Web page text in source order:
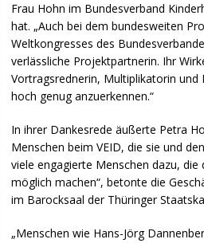
Frau Hohn im Bundesverband
hat. „Auch bei dem bundesweiten
Weltkongresses des
verlässliche Projektpartnerin. Ihr
Vortragsrednerin, Multiplikatorin
hoch genug anzuerkennen.“
In ihrer Dankesrede äußerte Petra
Menschen beim VEID, die sie und
viele engagierte Menschen dazu,
möglich machen“, betonte die
im Barocksaal der Thüringer
„Menschen wie Hans-Jörg